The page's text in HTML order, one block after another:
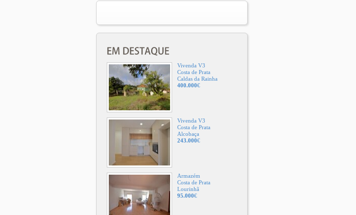
Vivenda V3
Costa de Prata
Caldas da Rainha
400.000€
Vivenda V3
Costa de Prata
Alcobaça
243.000€
Armazém
Costa de Prata
Lourinhã
95.000€